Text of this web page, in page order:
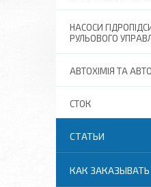
НАСОСИ
РУЛЬОВОГО
АВТОХІМІЯ ТА
СТОК
СТАТЬИ
КАК ЗАКАЗЫВАТЬ